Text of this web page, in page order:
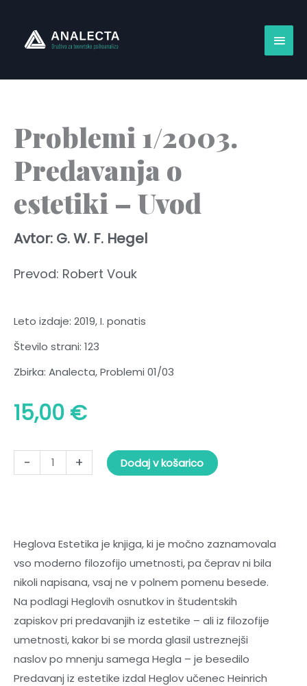
content
Main
Problemi 1/2003.
Predavanja o
estetiki – Uvod
Avtor: G. W. F. Hegel
Prevod: Robert Vouk
Leto izdaje: 2019, I. ponatis
Število strani: 123
Zbirka: Analecta, Problemi 01/03
15,00 €
-
1/2003.
–
+ Dodaj v košarico
Heglova Estetika je knjiga, ki je močno zaznamovala
vso moderno filozofijo umetnosti, pa čeprav ni bila
nikoli napisana, vsaj ne v polnem pomenu besede.
Na podlagi Heglovih osnutkov in študentskih
zapiskov pri predavanjih iz estetike – ali iz filozofije
umetnosti, kakor bi se morda glasil ustreznejši
naslov po mnenju samega Hegla – je besedilo
Predavanj iz estetike izdal Heglov učenec Heinrich